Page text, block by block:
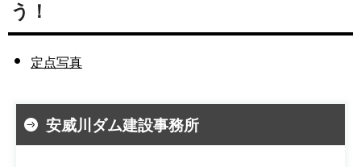
う！
定点写真
安威川ダム建設事務所